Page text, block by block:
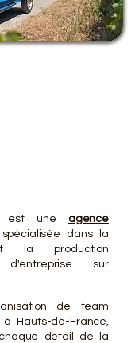
est une agence
spécialisée dans la
la production
d'entreprise sur
de team
à Hauts-de-France,
détail de la